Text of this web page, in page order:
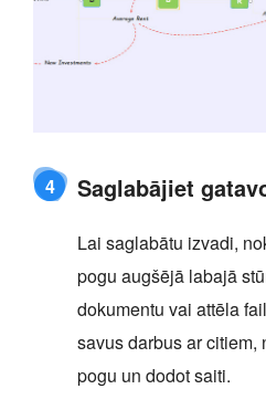
4 Saglabājiet
Lai saglabātu izvadi,
pogu augšējā labajā
dokumentu vai attēla
savus darbus ar citiem,
pogu un dodot saiti.